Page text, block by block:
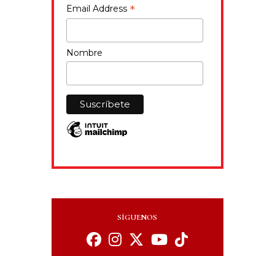
Email Address *
Nombre
SÍGUENOS